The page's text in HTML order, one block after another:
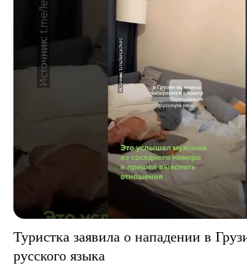
Туристка заявила о нападении в
русского языка